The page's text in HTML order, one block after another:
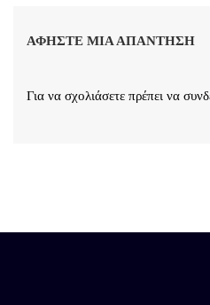
ΑΦΉΣΤΕ ΜΙΑ ΑΠΆΝΤΗΣΗ
Για να σχολιάσετε πρέπει να